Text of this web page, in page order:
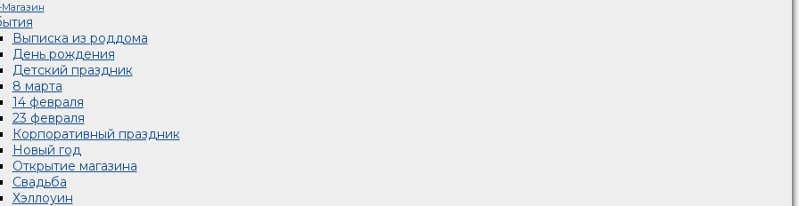
Выписка из роддома
День рождения
Детский праздник
8 марта
14 февраля
23 февраля
Корпоративный праздник
Новый год
Открытие магазина
Свадьба
Хэллоуин